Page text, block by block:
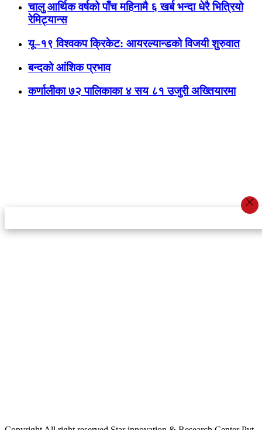
चालु आर्थिक वर्षको पाँच महिनामै ६ खर्ब भन्दा धेरै भित्रियो
रेमिट्यान्स
यू–१९ विश्वकप क्रिकेट: आयरल्यान्डको विजयी शुरुवात
बन्दको आंशिक प्रभाव
कर्णालीका ७२ पालिकाका ४ सय ८१ उजुरी अख्तियारमा